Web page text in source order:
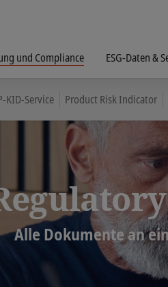
und Compliance ESG-Daten &
KID-Service Product Risk Indicator
Alle Dokumente an